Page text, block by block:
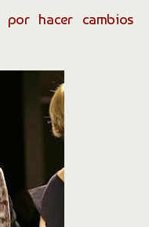
por hacer cambios